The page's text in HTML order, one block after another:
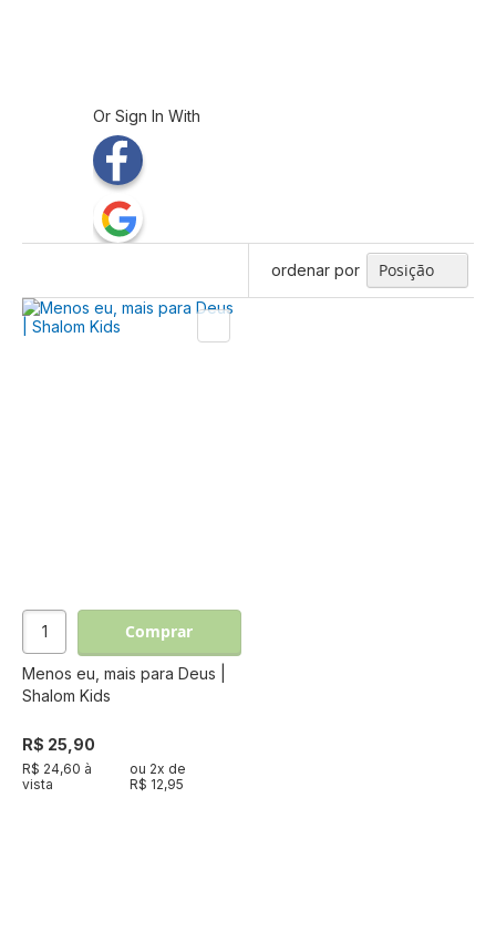
Or Sign In With
ordenar por
Comprar
Menos eu, mais para Deus |
Shalom Kids
R$ 25,90
R$ 24,60 à
vista
ou 2x de
R$ 12,95